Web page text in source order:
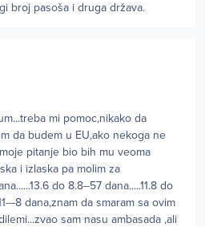
broj pasoša i druga država.
mi pomoc,nikako da
da budem u EU,ako nekoga ne
pitanje bio bih mu veoma
i izlaska pa molim za
do 8.8--57 dana.....11.8 do
8 dana,znam da smaram sa ovim
sam nasu ambasada ,ali